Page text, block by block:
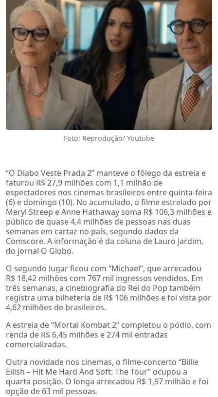
Foto: Reprodução/ Youtube
“O Diabo Veste Prada 2” manteve o fôlego da estreia e
faturou R$ 27,9 milhões com 1,1 milhão de
espectadores nos cinemas brasileiros entre quinta-feira
(6) e domingo (10). No acumulado, o filme estrelado por
Meryl Streep e Anne Hathaway soma R$ 106,3 milhões e
público de quase 4,4 milhões de pessoas nas duas
semanas em cartaz no país, segundo dados da
Comscore. A informação é da coluna de Lauro Jardim,
do jornal O Globo.
O segundo lugar ficou com “Michael”, que arrecadou
R$ 18,42 milhões com 767 mil ingressos vendidos. Em
três semanas, a cinebiografia do Rei do Pop também
registra uma bilheteria de R$ 106 milhões e foi vista por
4,62 milhões de brasileiros.
A estreia de “Mortal Kombat 2” completou o pódio, com
renda de R$ 6,45 milhões e 274 mil entradas
comercializadas.
Outra novidade nos cinemas, o filme-concerto “Billie
Eilish – Hit Me Hard And Soft: The Tour” ocupou a
quarta posição. O longa arrecadou R$ 1,97 milhão e foi
opção de 63 mil pessoas.